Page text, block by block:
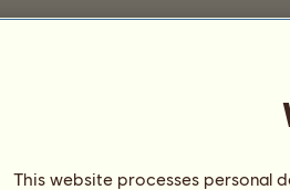
This website processes personal